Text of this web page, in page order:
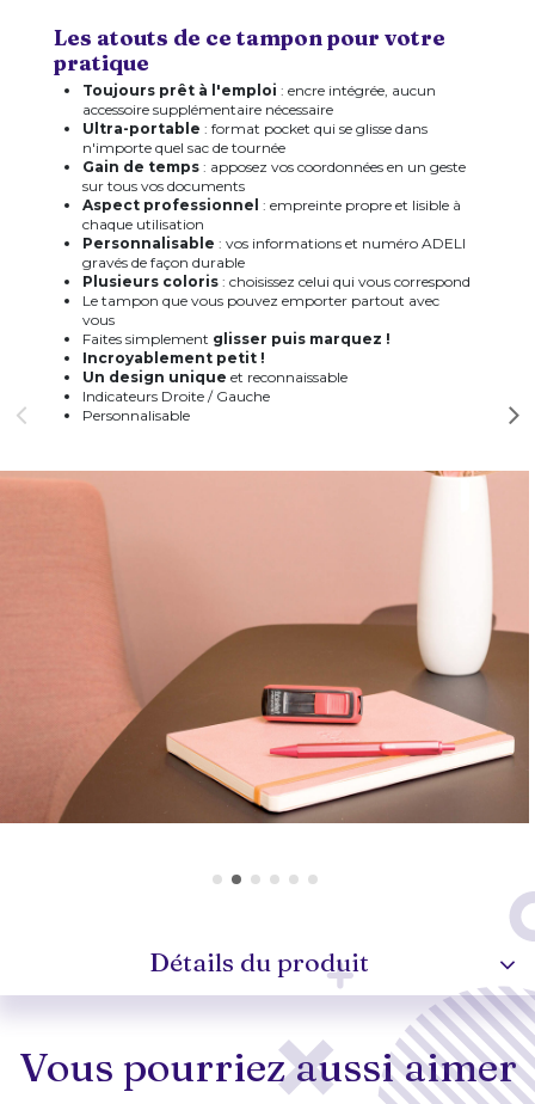
Les atouts de ce tampon pour votre
pratique
Toujours prêt à l'emploi : encre intégrée, aucun
accessoire supplémentaire nécessaire
Ultra-portable : format pocket qui se glisse dans
n'importe quel sac de tournée
Gain de temps: apposez vos coordonnées en un geste
sur tous vos documents
Aspect professionnel : empreinte propre et lisible à
chaque utilisation
Personnalisable : vos informations et numéro ADELI
gravés de façon durable
Plusieurs coloris: choisissez celui qui vous correspond
Le tampon que vous pouvez emporter partout avec
vous
Faites simplement glisser puis marquez !
Incroyablement petit !
Un design unique et reconnaissable
Indicateurs Droite / Gauche
Personnalisable
Détails du produit
Vous pourriez aussi aimer